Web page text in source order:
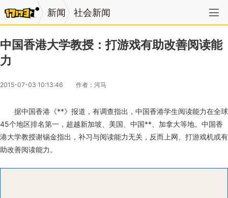
新闻 社会新闻
中国香港大学教授：打游戏有助改善阅读能
力
2015-07-03 10:13:46 作者：河马
据中国香港《**》报道，有调查指出，中国香港学生阅读能力在全球
45个地区排名第一，超越新加坡、美国、中国**、加拿大等地。中国香
港大学教授谢锡金指出，补习与阅读能力无关，反而上网、打游戏机或有
助改善阅读能力。